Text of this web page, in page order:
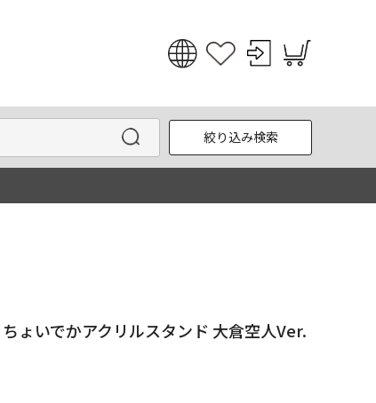
English
한국어
絞り込み検索
ょいでかアクリルスタンド 大倉空人Ver.